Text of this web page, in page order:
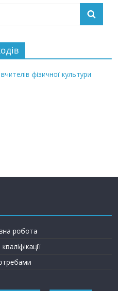
фізичної культури
робота